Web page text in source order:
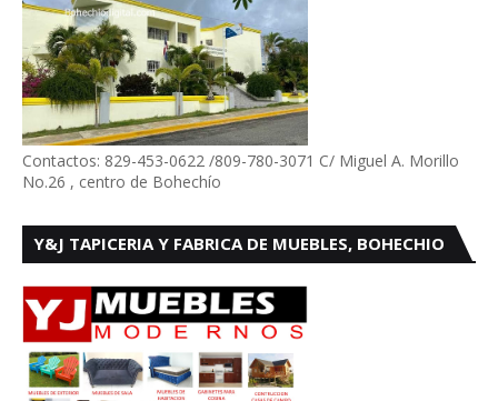
Contactos: 829-453-0622 /809-780-3071 C/ Miguel A. Morillo
No.26 , centro de Bohechío
Y&J TAPICERIA Y FABRICA DE MUEBLES, BOHECHIO